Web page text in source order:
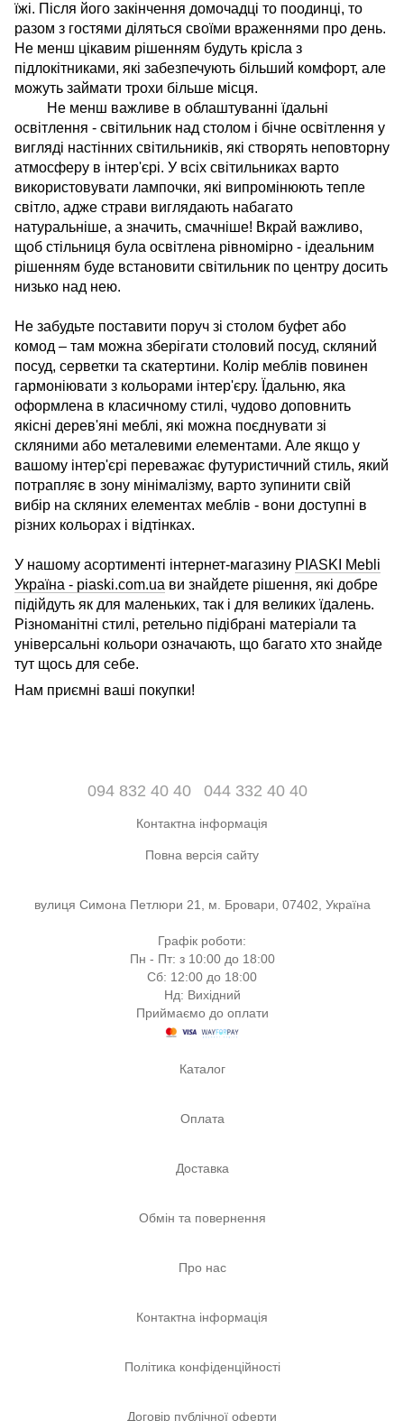
їжі. Після його закінчення домочадці то поодинці, то
разом з гостями діляться своїми враженнями про день.
Не менш цікавим рішенням будуть крісла з
підлокітниками, які забезпечують більший комфорт, але
можуть займати трохи більше місця.
Не менш важливе в облаштуванні їдальні
освітлення - світильник над столом і бічне освітлення у
вигляді настінних світильників, які створять неповторну
атмосферу в інтер'єрі. У всіх світильниках варто
використовувати лампочки, які випромінюють тепле
світло, адже страви виглядають набагато
натуральніше, а значить, смачніше! Вкрай важливо,
щоб стільниця була освітлена рівномірно - ідеальним
рішенням буде встановити світильник по центру досить
низько над нею.
Не забудьте поставити поруч зі столом буфет або
комод – там можна зберігати столовий посуд, скляний
посуд, серветки та скатертини. Колір меблів повинен
гармоніювати з кольорами інтер'єру. Їдальню, яка
оформлена в класичному стилі, чудово доповнить
якісні дерев'яні меблі, які можна поєднувати зі
скляними або металевими елементами. Але якщо у
вашому інтер'єрі переважає футуристичний стиль, який
потрапляє в зону мінімалізму, варто зупинити свій
вибір на скляних елементах меблів - вони доступні в
різних кольорах і відтінках.
У нашому асортименті інтернет-магазину PIASKI Mebli
Україна - piaski.com.ua ви знайдете рішення, які добре
підійдуть як для маленьких, так і для великих їдалень.
Різноманітні стилі, ретельно підібрані матеріали та
універсальні кольори означають, що багато хто знайде
тут щось для себе.
Нам приємні ваші покупки!
094 832 40 40 044 332 40 40
Контактна інформація
Повна версія сайту
вулиця Симона Петлюри 21, м. Бровари, 07402, Україна
Графік роботи:
Пн - Пт: з 10:00 до 18:00
Сб: 12:00 до 18:00
Нд: Вихідний
Приймаємо до оплати
Каталог
Оплата
Доставка
Обмін та повернення
Про нас
Контактна інформація
Політика конфіденційності
Договір публічної оферти